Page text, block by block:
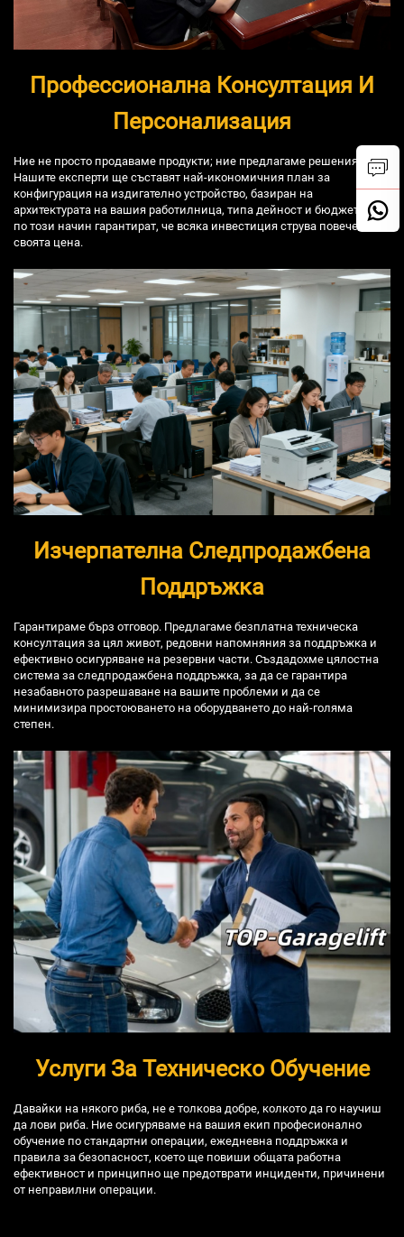
Профессионална Консултация И
Персонализация
Ние не просто продаваме продукти; ние предлагаме решения.
Нашите експерти ще съставят най-икономичния план за
конфигурация на издигателно устройство, базиран на
архитектурата на вашия работилница, типа дейност и бюджет, като
по този начин гарантират, че всяка инвестиция струва повече от
своята цена.
Изчерпателна Следпродажбена
Поддръжка
Гарантираме бърз отговор. Предлагаме безплатна техническа
консултация за цял живот, редовни напомняния за поддръжка и
ефективно осигуряване на резервни части. Създадохме цялостна
система за следпродажбена поддръжка, за да се гарантира
незабавното разрешаване на вашите проблеми и да се
минимизира простоюването на оборудването до най-голяма
степен.
Услуги За Техническо Обучение
Давайки на някого риба, не е толкова добре, колкото да го научиш
да лови риба. Ние осигуряваме на вашия екип професионално
обучение по стандартни операции, ежедневна поддръжка и
правила за безопасност, което ще повиши общата работна
ефективност и принципно ще предотврати инциденти, причинени
от неправилни операции.